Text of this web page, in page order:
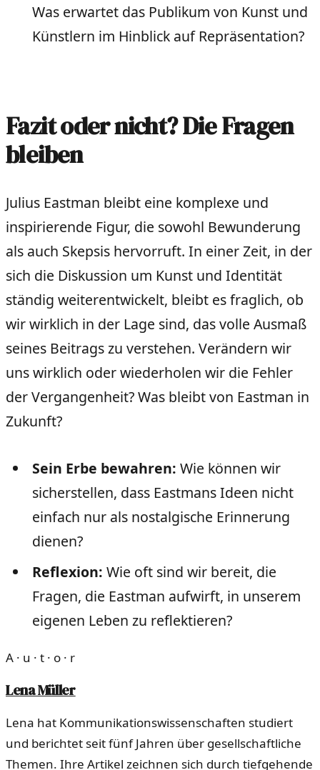
Was erwartet das Publikum von Kunst und
Künstlern im Hinblick auf Repräsentation?
Fazit oder nicht? Die Fragen
bleiben
Julius Eastman bleibt eine komplexe und
inspirierende Figur, die sowohl Bewunderung
als auch Skepsis hervorruft. In einer Zeit, in der
sich die Diskussion um Kunst und Identität
ständig weiterentwickelt, bleibt es fraglich, ob
wir wirklich in der Lage sind, das volle Ausmaß
seines Beitrags zu verstehen. Verändern wir
uns wirklich oder wiederholen wir die Fehler
der Vergangenheit? Was bleibt von Eastman in
Zukunft?
Sein Erbe bewahren: Wie können wir
sicherstellen, dass Eastmans Ideen nicht
einfach nur als nostalgische Erinnerung
dienen?
Reflexion: Wie oft sind wir bereit, die
Fragen, die Eastman aufwirft, in unserem
eigenen Leben zu reflektieren?
A · u · t · o · r
Lena Müller
Lena hat Kommunikationswissenschaften studiert
und berichtet seit fünf Jahren über gesellschaftliche
Themen. Ihre Artikel zeichnen sich durch tiefgehende